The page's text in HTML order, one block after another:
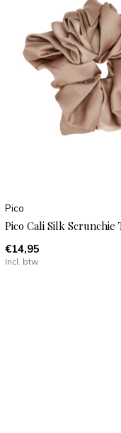
Pico
Pico Cali Silk Scrunchie
€14,95
Incl. btw